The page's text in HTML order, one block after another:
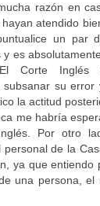
razón en
atendido
un par
y es
Corte Inglés
subsanar su
la actitud
me habría
Por otro
de la
ya que entiendo
una persona, el